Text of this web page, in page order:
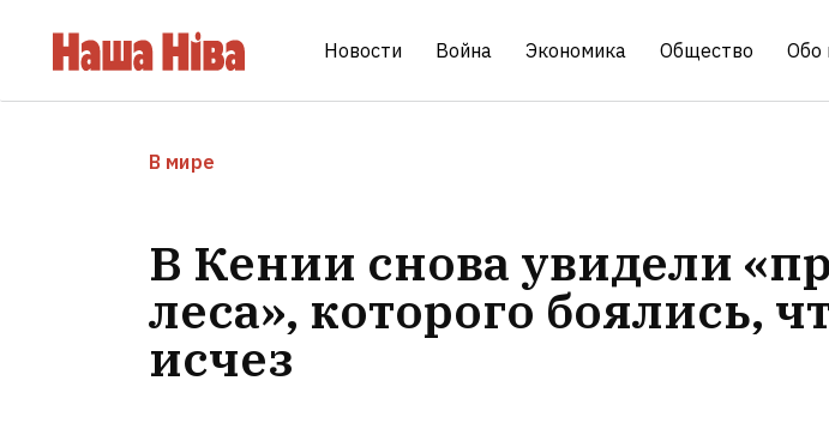
Новости Война Экономика Общество Обо
В мире
В Кении снова увидели
леса», которого боялись,
исчез